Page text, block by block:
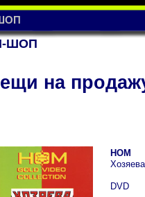
ШОП
на
НОМ
DVD